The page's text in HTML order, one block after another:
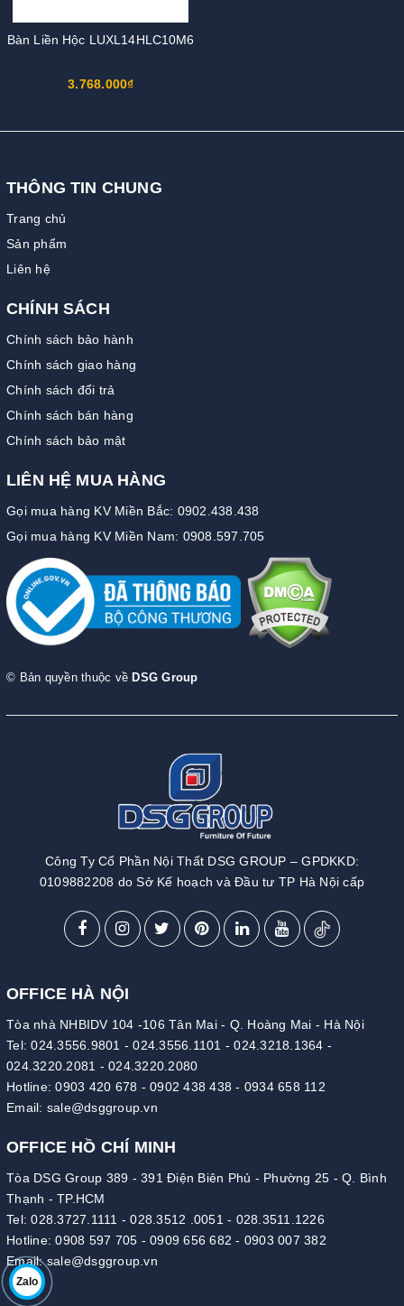
Bàn Liền Hộc LUXL14HLC10M6
3.768.000₫
Zalo
THÔNG TIN CHUNG
Trang chủ
Sản phẩm
Liên hệ
CHÍNH SÁCH
Chính sách bảo hành
Chính sách giao hàng
Chính sách đổi trả
Chính sách bán hàng
Chính sách bảo mật
LIÊN HỆ MUA HÀNG
Gọi mua hàng KV Miền Bắc: 0902.438.438
Gọi mua hàng KV Miền Nam: 0908.597.705
© Bản quyền thuộc về DSG Group
Công Ty Cổ Phần Nội Thất DSG GROUP – GPDKKD:
0109882208 do Sở Kế hoạch và Đầu tư TP Hà Nội cấp
OFFICE HÀ NỘI
Tòa nhà NHBIDV 104 -106 Tân Mai - Q. Hoàng Mai - Hà Nội
Tel:024.3556.9801 -024.3556.1101 -024.3218.1364 -
024.3220.2081 - 024.3220.2080
Hotline:0903 420 678 - 0902 438 438 - 0934 658 112
Email: sale@dsggroup.vn
OFFICE HỒ CHÍ MINH
Tòa DSG Group 389 - 391 Điện Biên Phủ - Phường 25 - Q. Bình
Thạnh - TP.HCM
Tel:028.3727.1111 -028.3512 .0051 - 028.3511.1226
Hotline:0908 597 705 - 0909 656 682 - 0903 007 382
Email:sale@dsggroup.vn